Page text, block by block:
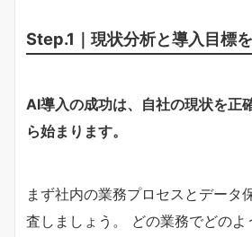
Step.1｜現状分析と導入目標
AI導入の成功は、自社の現状を正
ら始まります。
まず社内の業務プロセスとデータ
査しましょう。 どの業務でどのよ